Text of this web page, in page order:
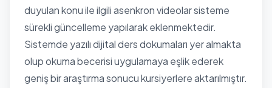
duyulan konu ile ilgili asenkron videolar sisteme
sürekli güncelleme yapılarak eklenmektedir.
Sistemde yazılı dijital ders dokumaları yer almakta
olup okuma becerisi uygulamaya eşlik ederek
geniş bir araştırma sonucu kursiyerlere aktarılmıştır.